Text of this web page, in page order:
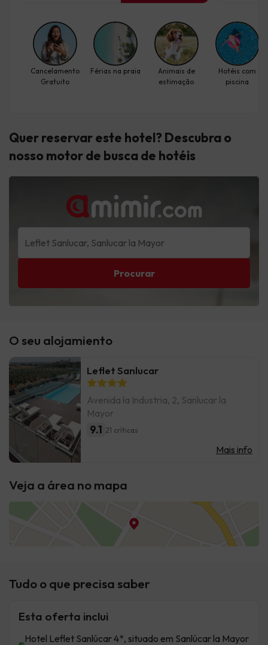
O seu alojamiento
Leflet Sanlucar
Avenida la Industria, 2, Sanlucar la
Mayor
9.1 21 críticas
Mais info
Veja a área no mapa
Tudo o que precisa saber
Esta oferta inclui
Hotel Leflet Sanlúcar 4*, situado em Sanlúcar la Mayor
Cancelamento
Gratuito
Férias na praia
Animais de
estimação
Hotéis com
piscina
Quer reservar este hotel? Descubra o
nosso motor de busca de hotéis
Procurar